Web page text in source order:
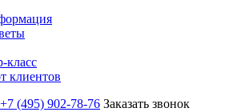
класс
клиентов
+7 (495) 902-78-76 Заказать звонок